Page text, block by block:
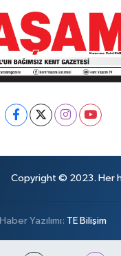
Copyright © 2023. Her
Haber Yazılımı: TE Bilişim